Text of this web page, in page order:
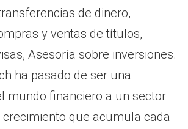
de dinero,
y ventas de títulos,
Asesoría sobre inversiones.
ha pasado de ser una
mundo financiero a un sector
que acumula cada